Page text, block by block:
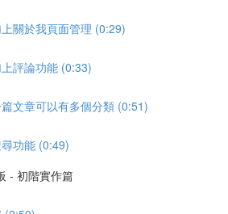
關於我頁面管理 (0:29)
評論功能 (0:33)
文章可以有多個分類 (0:51)
功能 (0:49)
- 初階實作篇